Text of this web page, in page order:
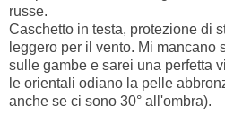
russe.
Caschetto in testa, protezione di
leggero per il vento. Mi mancano
sulle gambe e sarei una perfetta
le orientali odiano la pelle
anche se ci sono 30° all'ombra).